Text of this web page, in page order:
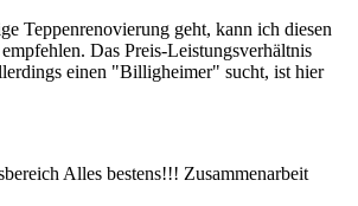
Teppenrenovierung geht, kann ich diesen
Das Preis-Leistungsverhältnis
einen "Billigheimer" sucht, ist hier
Alles bestens!!! Zusammenarbeit